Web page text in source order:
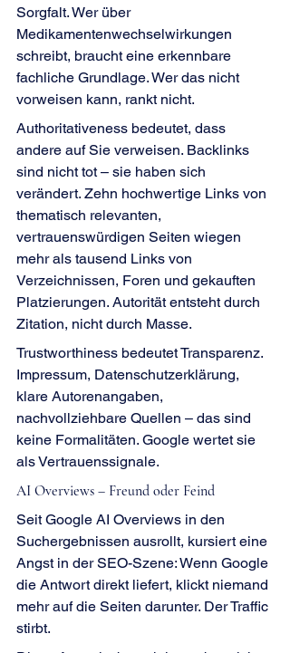
Sorgfalt. Wer über
Medikamentenwechselwirkungen
schreibt, braucht eine erkennbare
fachliche Grundlage. Wer das nicht
vorweisen kann, rankt nicht.
Authoritativeness bedeutet, dass
andere auf Sie verweisen. Backlinks
sind nicht tot – sie haben sich
verändert. Zehn hochwertige Links von
thematisch relevanten,
vertrauenswürdigen Seiten wiegen
mehr als tausend Links von
Verzeichnissen, Foren und gekauften
Platzierungen. Autorität entsteht durch
Zitation, nicht durch Masse.
Trustworthiness bedeutet Transparenz.
Impressum, Datenschutzerklärung,
klare Autorenangaben,
nachvollziehbare Quellen – das sind
keine Formalitäten. Google wertet sie
als Vertrauenssignale.
AI Overviews – Freund oder Feind
Seit Google AI Overviews in den
Suchergebnissen ausrollt, kursiert eine
Angst in der SEO-Szene: Wenn Google
die Antwort direkt liefert, klickt niemand
mehr auf die Seiten darunter. Der Traffic
stirbt.